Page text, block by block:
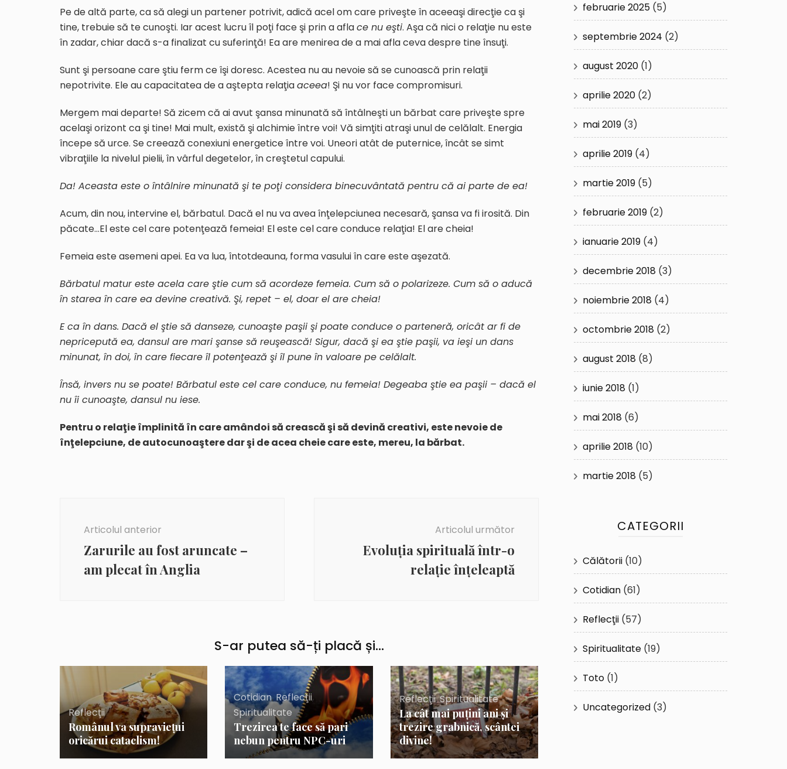
Pe de altă parte, ca să alegi un partener potrivit, adică acel om care priveşte în aceeaşi direcţie ca şi
tine, trebuie să te cunoşti. Iar acest lucru îl poţi face şi prin a aflace nu eşti. Aşa că nici o relaţie nu este
în zadar, chiar dacă s-a finalizat cu suferinţă! Ea are menirea de a mai afla ceva despre tine însuţi.
Sunt şi persoane care ştiu ferm ce îşi doresc. Acestea nu au nevoie să se cunoască prin relaţii
nepotrivite. Ele au capacitatea de a aştepta relaţiaaceea! Şi nu vor face compromisuri.
Mergem mai departe! Să zicem că ai avut şansa minunată să întâlneşti un bărbat care priveşte spre
acelaşi orizont ca şi tine! Mai mult, există şi alchimie între voi! Vă simţiti atraşi unul de celălalt. Energia
începe să urce. Se creează conexiuni energetice între voi. Uneori atât de puternice, încât se simt
vibraţiile la nivelul pielii, în vârful degetelor, în creştetul capului.
Da! Aceasta este o întâlnire minunată şi te poţi considera binecuvântată pentru că ai parte de ea!
Acum, din nou, intervine el, bărbatul. Dacă el nu va avea înţelepciunea necesară, şansa va fi irosită. Din
păcate…El este cel care potenţează femeia! El este cel care conduce relaţia! El are cheia!
Femeia este asemeni apei. Ea va lua, întotdeauna, forma vasului în care este aşezată.
Bărbatul matur este acela care ştie cum să acordeze femeia. Cum să o polarizeze. Cum să o aducă
în starea în care ea devine creativă. Şi, repet – el, doar el are cheia!
E ca în dans. Dacă el ştie să danseze, cunoaşte paşii şi poate conduce o parteneră, oricât ar fi de
nepricepută ea, dansul are mari şanse să reuşească! Sigur, dacă şi ea ştie paşii, va ieşi un dans
minunat, în doi, în care fiecare îl potenţează şi îl pune în valoare pe celălalt.
Însă, invers nu se poate! Bărbatul este cel care conduce, nu femeia! Degeaba ştie ea paşii – dacă el
nu îi cunoaşte, dansul nu iese.
Pentru o relaţie împlinită în care amândoi să crească şi să devină creativi, este nevoie de
înţelepciune, de autocunoaştere dar şi de acea cheie care este, mereu, la bărbat.
articole
Articolul anterior
Zarurile au fost aruncate –
am plecat în Anglia
Articolul următor
Evoluţia spirituală într-o
relaţie înţeleaptă
S-ar putea să-ți placă și...
Reflecţii
Românul va supravieţui
oricărui cataclism!
Cotidian,Reflecţii,
Spiritualitate
Trezirea te face să pari
nebun pentru NPC-uri
Reflecţii,Spiritualitate
La cât mai puțini ani și
trezire grabnică, scântei
divine!
februarie 2025(5)
septembrie 2024 (2)
august 2020(1)
aprilie 2020(2)
mai 2019(3)
aprilie 2019(4)
martie 2019(5)
februarie 2019(2)
ianuarie 2019(4)
decembrie 2018(3)
noiembrie 2018(4)
octombrie 2018(2)
august 2018(8)
iunie 2018(1)
mai 2018(6)
aprilie 2018(10)
martie 2018(5)
CATEGORII
Călătorii(10)
Cotidian(61)
Reflecţii(57)
Spiritualitate(19)
Toto(1)
Uncategorized(3)